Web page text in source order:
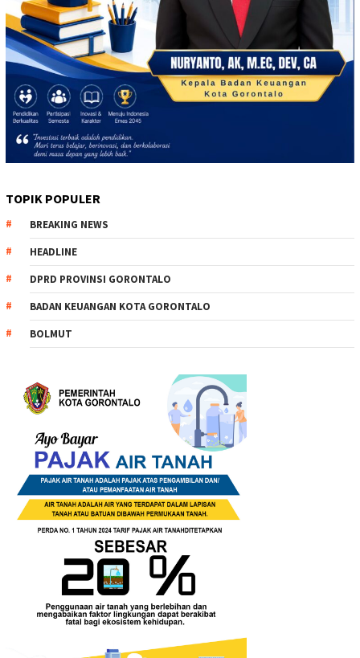
TOPIK POPULER
BREAKING NEWS
HEADLINE
DPRD PROVINSI GORONTALO
BADAN KEUANGAN KOTA GORONTALO
BOLMUT